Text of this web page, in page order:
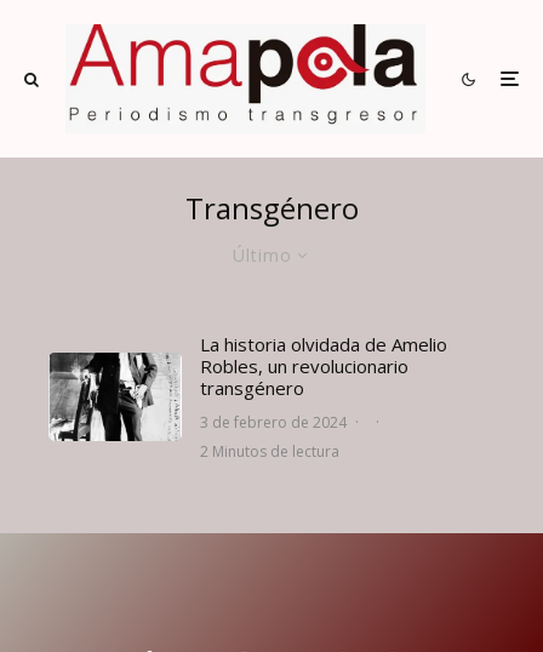
Transgénero
Último
La historia olvidada de Amelio
Robles, un revolucionario
transgénero
3 de febrero de 2024 ·
·
2 Minutos de lectura